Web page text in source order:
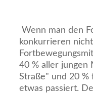
Wenn man den
konkurrieren
40 % aller jungen
Straße" und 20 %
etwas passiert.